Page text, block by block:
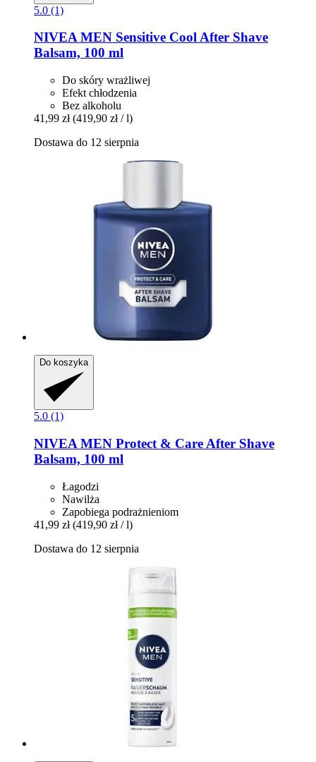
5.0 (1)
NIVEAMEN Sensitive Cool After Shave
Balsam, 100 ml
Do skóry wrażliwej
Efekt chłodzenia
Bez alkoholu
41,99 zł (419,90 zł / l)
Dostawa do 12 sierpnia
Do koszyka
5.0 (1)
NIVEA MEN Protect & Care After Shave
Balsam, 100 ml
Łagodzi
Nawilża
Zapobiega podrażnieniom
41,99 zł (419,90 zł / l)
Dostawa do 12 sierpnia